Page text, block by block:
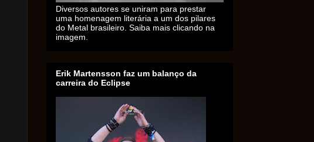
Diversos autores se uniram para prestar
uma homenagem literária a um dos pilares
do Metal brasileiro. Saiba mais clicando na
imagem.
Erik Martensson faz um balanço da
carreira do Eclipse